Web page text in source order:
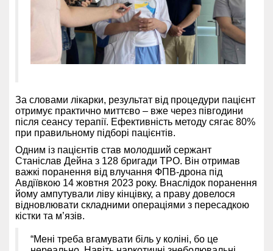
За словами лікарки, результат від процедури пацієнт
отримує практично миттєво – вже через півгодини
після сеансу терапії. Ефективність методу сягає 80%
при правильному підборі пацієнтів.
Одним із пацієнтів став молодший сержант
Станіслав Дейна з 128 бригади ТРО. Він отримав
важкі поранення від влучання ФПВ-дрона під
Авдіївкою 14 жовтня 2023 року. Внаслідок поранення
йому ампутували ліву кінцівку, а праву довелося
відновлювати складними операціями з пересадкою
кістки та м’язів.
“Мені треба вгамувати біль у коліні, бо це